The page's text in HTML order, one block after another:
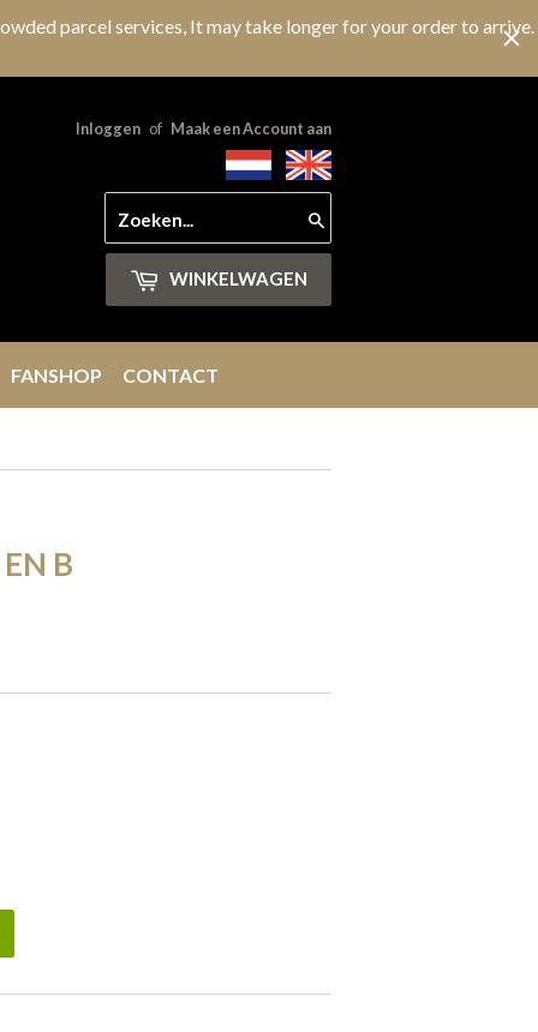
parcel services, It may take longer for your order to arrive.
Inloggen of Maak een Account aan
Zoeken
WINKELWAGEN
FANSHOP CONTACT
B